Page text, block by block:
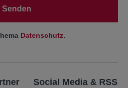
Senden
Datenschutz.
Social Media & RSS